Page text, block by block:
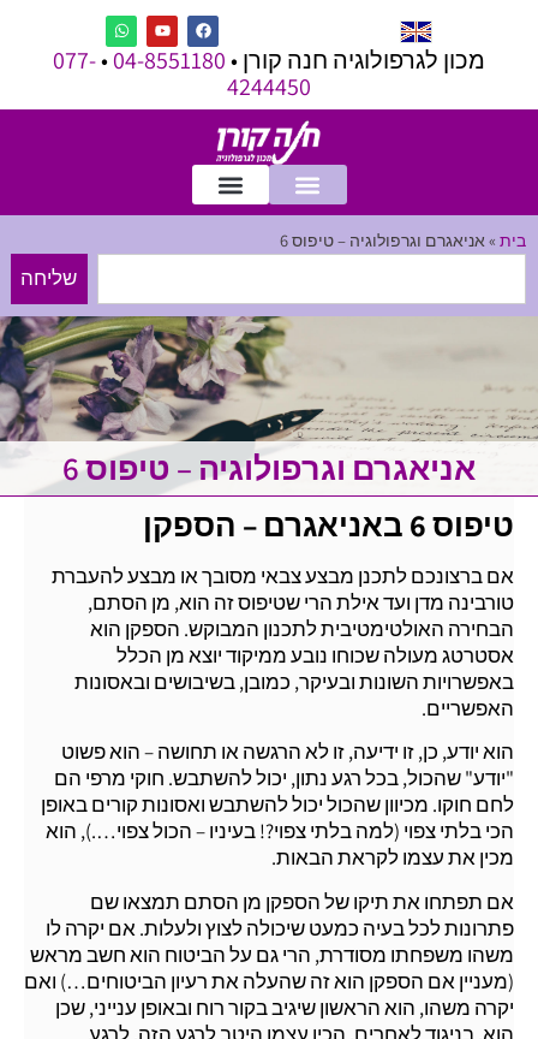
מכון לגרפולוגיה חנה קורן •04-8551180
•
077-
4244450
בית » אניאגרם וגרפולוגיה – טיפוס 6
שליחה
אניאגרם וגרפולוגיה – טיפוס 6
טיפוס 6 באניאגרם – הספקן
אם ברצונכם לתכנן מבצע צבאי מסובך או מבצע להעברת
טורבינה מדן ועד אילת הרי שטיפוס זה הוא, מן הסתם,
הבחירה האולטימטיבית לתכנון המבוקש. הספקן הוא
אסטרטג מעולה שכוחו נובע ממיקוד יוצא מן הכלל
באפשרויות השונות ובעיקר, כמובן, בשיבושים ובאסונות
האפשריים.
הוא יודע, כן, זו ידיעה, זו לא הרגשה או תחושה – הוא פשוט
"יודע" שהכול, בכל רגע נתון, יכול להשתבש. חוקי מרפי הם
לחם חוקו. מכיוון שהכול יכול להשתבש ואסונות קורים באופן
הכי בלתי צפוי (למה בלתי צפוי?! בעיניו – הכול צפוי….), הוא
מכין את עצמו לקראת הבאות.
אם תפתחו את תיקו של הספקן מן הסתם תמצאו שם
פתרונות לכל בעיה כמעט שיכולה לצוץ ולעלות. אם יקרה לו
משהו משפחתו מסודרת, הרי גם על הביטוח הוא חשב מראש
(מעניין אם הספקן הוא זה שהעלה את רעיון הביטוחים…) ואם
יקרה משהו, הוא הראשון שיגיב בקור רוח ובאופן ענייני, שכן
הוא, בניגוד לאחרים, הכין עצמו היטב לרגע הזה, לרגע